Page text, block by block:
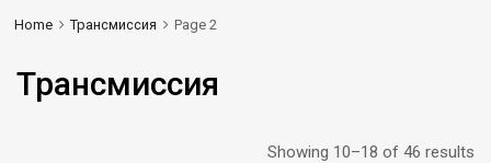
Home Трансмиссия Page 2
Трансмиссия
Showing 10–18 of 46 results